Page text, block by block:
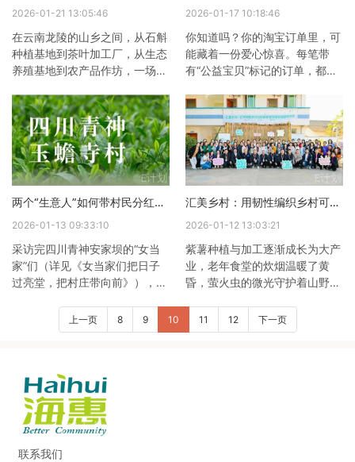
仪陇的伙伴在乡村整体规划、产
了视野、启迪了思路。本次
迹？54岁的郑志彬，多年以前
家编渔网，后来发现打渔的比他
卖渔网挣得多，便
2026-01-21 13:05:46
在云南龙陵的山乡之间，从石斛
种植基地到茶叶加工厂，从生态
养殖基地到农产品作坊，一场关
地。2025年8月起，由博世中国
支持、四川海惠助贫服务中心
（以下简称“海惠”）执行的乡创
π联盟-县域产业发展支持项目稳
步推进，用精准赋能为小农户铺
就发展之路，让乡村产业有了更
温暖的力量和更坚实的支撑。核
心成果落地：政企协同，为25家
沟通与筛选，并经过一场精彩的
2026-01-17 10:18:46
你知道吗？你的淘宝订单里，可
能藏着一份爱心惊喜。每笔带
有“公益宝贝”标记的订单，都意
售额。可能只是2分、5分，这些
看似微不足道的捐赠日复一日、
悄然汇聚，最终流向远方一片需
要持续滋养的土地。2022年到
2023年，在“公益宝贝”千万笔订
单的助力下，“阿里巴巴XIN益佰
计划”支持“牦牛惠民兴村计划”落
地四川省甘孜州乡城县水洼乡。
消费者的点滴捐赠化
两个“生意人”如何带村民分红40多万？
2026-01-13 09:33:10
采访完四川青神安家坝的“女当
家”们（详见《女当家们把日子
过亮堂，把村庄带向前》），我
汇丰和合作伙伴四川海惠在玉蟾
寺村持续做公益项目。同行的海
以前，玉蟾寺还是贫困村，但最
近5年，村集体经济累计盈利
190万元，今年拿出40多万给村
民分红。40多万现金分给村民
的那一天，村里可热闹了。
汇美乡村：用韧性编织乡村可持续发展的网
2026-01-12 13:03:21
紫薯种植与加工逐渐成长为大产
业，老年食堂的炊烟温暖了黄
昏，萤火虫的微光守护着山野与
蜜蜂山谷，从四川的鱼池竹林到
河北的一复兴地草场，来自全国
上一页 8 9 10 11 12 下一页
联系我们